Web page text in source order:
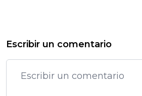
Escribir un comentario